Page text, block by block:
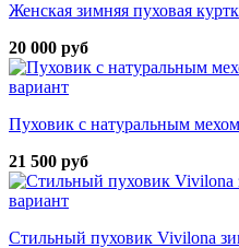
Женская зимняя пуховая
20 000 руб
вариант
Пуховик с натуральным
21 500 руб
вариант
Стильный пуховик Vivilona